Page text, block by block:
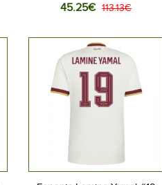
Vieraspaita MM-kisat 2026
45.25€ 113.13€